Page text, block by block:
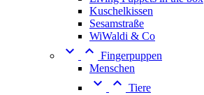
Kuschelkissen
Sesamstraße
WiWaldi & Co
  Fingerpuppen
Menschen
  Tiere